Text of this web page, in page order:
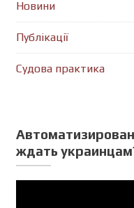
Новини
Публікації
Судова практика
ждать